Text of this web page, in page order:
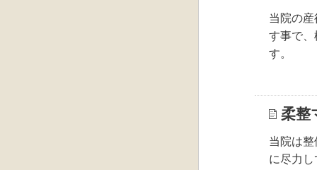
当院の
す事で、
す。
柔整
当院は
に尽力